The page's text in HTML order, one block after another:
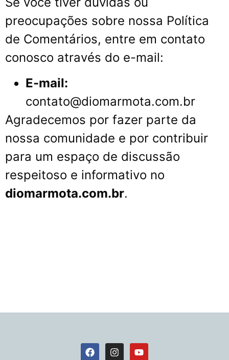
preocupações sobre nossa Política
de Comentários, entre em contato
conosco através do e-mail:
E-mail:
contato@diomarmota.com.br
Agradecemos por fazer parte da
nossa comunidade e por contribuir
para um espaço de discussão
respeitoso e informativo no
diomarmota.com.br.